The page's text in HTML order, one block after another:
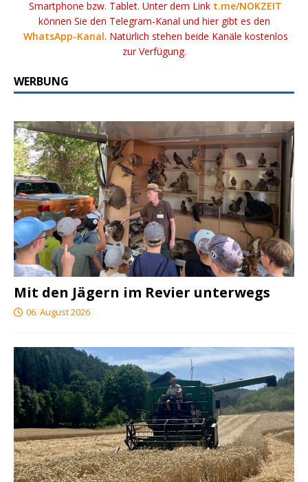
Smartphone bzw. Tablet. Unter dem Link t.me/NOKZEIT
können Sie den Telegram-Kanal und hier gibt es den
WhatsApp-Kanal. Natürlich stehen beide Kanäle kostenlos
zur Verfügung.
WERBUNG
Mit den Jägern im Revier unterwegs
06. August 2026